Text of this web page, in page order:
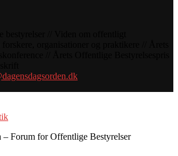
– Forum for Offentlige Bestyrelser